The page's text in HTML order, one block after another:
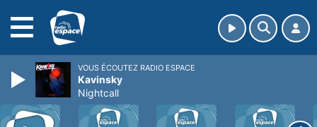
VOUS ÉCOUTEZ RADIO ESPACE
Kavinsky
Nightcall